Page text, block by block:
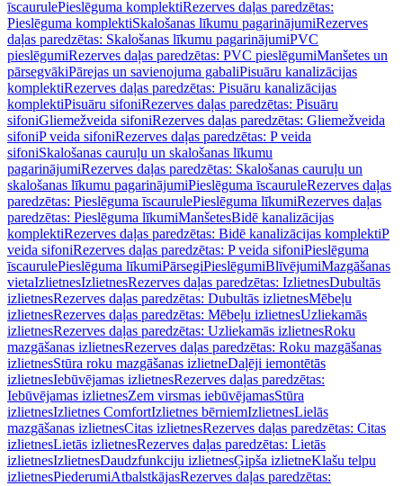
īscaurulePieslēguma komplektiRezerves daļas paredzētas:
Pieslēguma komplektiSkalošanas līkumu pagarinājumiRezerves
daļas paredzētas: Skalošanas līkumu pagarinājumiPVC
pieslēgumiRezerves daļas paredzētas: PVC pieslēgumiManšetes un
pārsegvākiPārejas un savienojuma gabaliPisuāru kanalizācijas
komplektiRezerves daļas paredzētas: Pisuāru kanalizācijas
komplektiPisuāru sifoniRezerves daļas paredzētas: Pisuāru
sifoniGliemežveida sifoniRezerves daļas paredzētas: Gliemežveida
sifoniP veida sifoniRezerves daļas paredzētas: P veida
sifoniSkalošanas cauruļu un skalošanas līkumu
pagarinājumiRezerves daļas paredzētas: Skalošanas cauruļu un
skalošanas līkumu pagarinājumiPieslēguma īscauruleRezerves daļas
paredzētas: Pieslēguma īscaurulePieslēguma līkumiRezerves daļas
paredzētas: Pieslēguma līkumiManšetesBidē kanalizācijas
komplektiRezerves daļas paredzētas: Bidē kanalizācijas komplektiP
veida sifoniRezerves daļas paredzētas: P veida sifoniPieslēguma
īscaurulePieslēguma līkumiPārsegiPieslēgumiBlīvējumiMazgāšanas
vietaIzlietnesIzlietnesRezerves daļas paredzētas: IzlietnesDubultās
izlietnesRezerves daļas paredzētas: Dubultās izlietnesMēbeļu
izlietnesRezerves daļas paredzētas: Mēbeļu izlietnesUzliekamās
izlietnesRezerves daļas paredzētas: Uzliekamās izlietnesRoku
mazgāšanas izlietnesRezerves daļas paredzētas: Roku mazgāšanas
izlietnesStūra roku mazgāšanas izlietneDaļēji iemontētās
izlietnesIebūvējamas izlietnesRezerves daļas paredzētas:
Iebūvējamas izlietnesZem virsmas iebūvējamasStūra
izlietnesIzlietnes ComfortIzlietnes bērniemIzlietnesLielās
mazgāšanas izlietnesCitas izlietnesRezerves daļas paredzētas: Citas
izlietnesLietās izlietnesRezerves daļas paredzētas: Lietās
izlietnesIzlietnesDaudzfunkciju izlietnesĢipša izlietneKlašu telpu
izlietnesPiederumiAtbalstkājasRezerves daļas paredzētas: